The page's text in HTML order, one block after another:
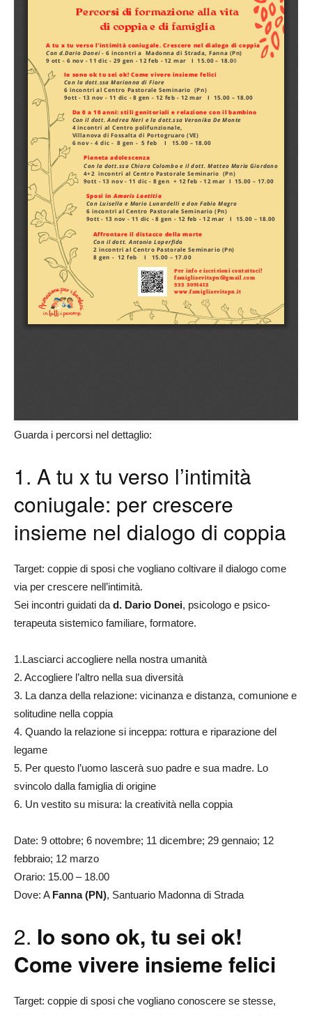
Guarda i percorsi nel dettaglio:
1. A tu x tu verso l’intimità
coniugale: per crescere
insieme nel dialogo di coppia
Target: coppie di sposi che vogliano coltivare il dialogo come
via per crescere nell’intimità.
Sei incontri guidati da d. Dario Donei, psicologo e psico-
terapeuta sistemico familiare, formatore.
1.Lasciarci accogliere nella nostra umanità
2. Accogliere l’altro nella sua diversità
3. La danza della relazione: vicinanza e distanza, comunione e
solitudine nella coppia
4. Quando la relazione si inceppa: rottura e riparazione del
legame
5. Per questo l’uomo lascerà suo padre e sua madre. Lo
svincolo dalla famiglia di origine
6. Un vestito su misura: la creatività nella coppia
Date: 9 ottobre; 6 novembre; 11 dicembre; 29 gennaio; 12
febbraio; 12 marzo
Orario: 15.00 – 18.00
Dove: A Fanna (PN), Santuario Madonna di Strada
2. Io sono ok, tu sei ok!
Come vivere insieme felici
Target: coppie di sposi che vogliano conoscere se stesse,